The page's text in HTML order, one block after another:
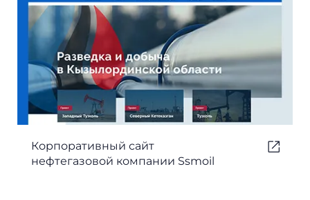
Корпоративный сайт
нефтегазовой компании Ssmoil